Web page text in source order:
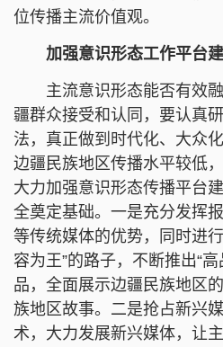
位传播主流价值观。
加强意识形态工作平台
主流意识形态能否有效融
疆群众接受和认同，要认真
法，真正做到时代化、大众
边疆民族地区传播水平较低
大力加强意识形态传播平台
全奠定基础。一是充分发挥
等传统媒体的优势，同时进
容为王”的路子，不断推出“
品，全面展示边疆民族地区
族地区故事。二是抢占新兴
术，大力发展新兴媒体，让